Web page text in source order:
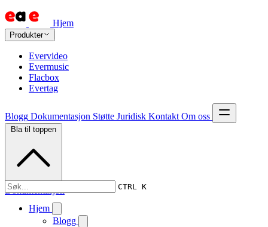
Hjem
Produkter
Evervideo
Evermusic
Flacbox
Evertag
Blogg Dokumentasjon Støtte Juridisk Kontakt Om oss
CTRL K
Hjem
Blogg
Bla til toppen
Dokumentasjon